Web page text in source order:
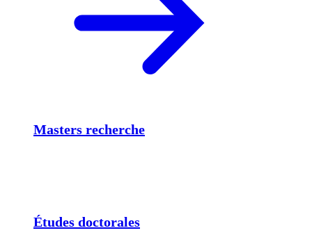
Masters recherche
Études doctorales